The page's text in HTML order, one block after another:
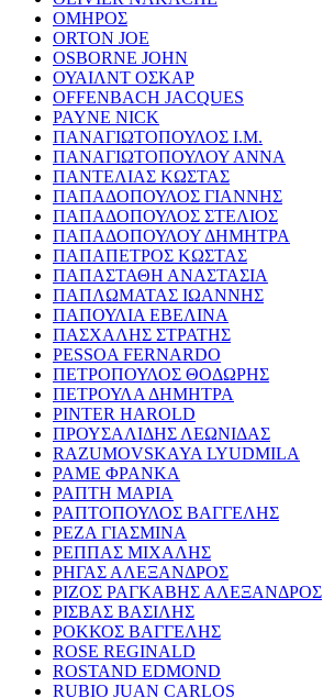
ΟΜΗΡΟΣ
ORTON JOE
OSBORNE JOHN
ΟΥΑΙΛΝΤ ΟΣΚΑΡ
OFFENBACH JACQUES
PAYNE NICK
ΠΑΝΑΓΙΩΤΟΠΟΥΛΟΣ Ι.Μ.
ΠΑΝΑΓΙΩΤΟΠΟΥΛΟΥ ΑΝΝΑ
ΠΑΝΤΕΛΙΑΣ ΚΩΣΤΑΣ
ΠΑΠΑΔΟΠΟΥΛΟΣ ΓΙΑΝΝΗΣ
ΠΑΠΑΔΟΠΟΥΛΟΣ ΣΤΕΛΙΟΣ
ΠΑΠΑΔΟΠΟΥΛΟΥ ΔΗΜΗΤΡΑ
ΠΑΠΑΠΕΤΡΟΣ ΚΩΣΤΑΣ
ΠΑΠΑΣΤΑΘΗ ΑΝΑΣΤΑΣΙΑ
ΠΑΠΛΩΜΑΤΑΣ ΙΩΑΝΝΗΣ
ΠΑΠΟΥΛΙΑ ΕΒΕΛΙΝΑ
ΠΑΣΧΑΛΗΣ ΣΤΡΑΤΗΣ
PESSOA FERNARDO
ΠΕΤΡΟΠΟΥΛΟΣ ΘΟΔΩΡΗΣ
ΠΕΤΡΟΥΛΑ ΔΗΜΗΤΡΑ
PINTER HAROLD
ΠΡΟΥΣΑΛΙΔΗΣ ΛΕΩΝΙΔΑΣ
RAZUMOVSKAYA LYUDMILA
ΡΑΜΕ ΦΡΑΝΚΑ
ΡΑΠΤΗ ΜΑΡΙΑ
ΡΑΠΤΟΠΟΥΛΟΣ ΒΑΓΓΕΛΗΣ
ΡΕΖΑ ΓΙΑΣΜΙΝΑ
ΡΕΠΠΑΣ ΜΙΧΑΛΗΣ
ΡΗΓΑΣ ΑΛΕΞΑΝΔΡΟΣ
ΡΙΖΟΣ ΡΑΓΚΑΒΗΣ ΑΛΕΞΑΝΔΡΟΣ
ΡΙΣΒΑΣ ΒΑΣΙΛΗΣ
ΡΟΚΚΟΣ ΒΑΓΓΕΛΗΣ
ROSE REGINALD
ROSTAND EDMOND
RUBIO JUAN CARLOS